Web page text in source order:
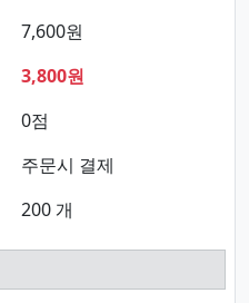
7,600원
3,800원
0점
주문시 결제
200 개